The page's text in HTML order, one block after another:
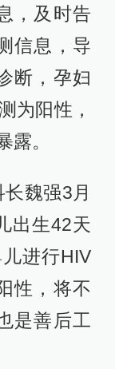
，及时告
信息，导
断，孕妇
为阳性，
露。
魏强3月
出生42天
进行HIV
性，将不
是善后工